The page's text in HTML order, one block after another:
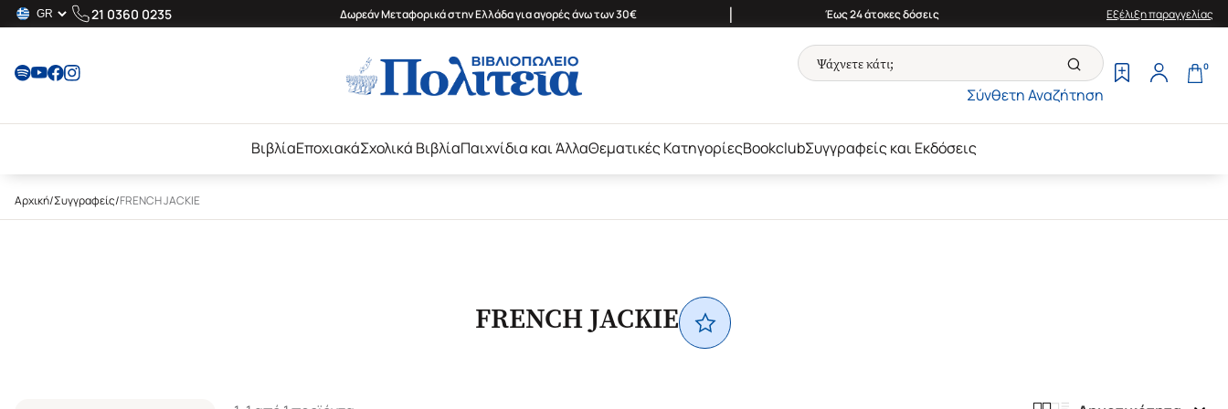
21 0360 0235 Δωρεάν Μεταφορικά στην Ελλάδα για αγορές άνω των 30€ | Έως 24 άτοκες δόσεις Εξέλιξη παραγγελίας
Σύνθετη Αναζήτηση
0
ΒιβλίαΕποχιακάΣχολικά ΒιβλίαΠαιχνίδια και ΆλλαΘεματικές ΚατηγορίεςBookclubΣυγγραφείς και Εκδόσεις
Αρχική/Συγγραφείς/FRENCH JACKIE
FRENCH JACKIE